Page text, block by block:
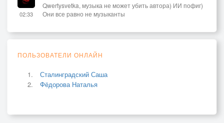
02:33
Qwertysvetka, музыка не может убить автора) ИИ пофиг)
Они все равно не музыканты
ПОЛЬЗОВАТЕЛИ ОНЛАЙН
Сталинградский Саша
Фёдорова Наталья